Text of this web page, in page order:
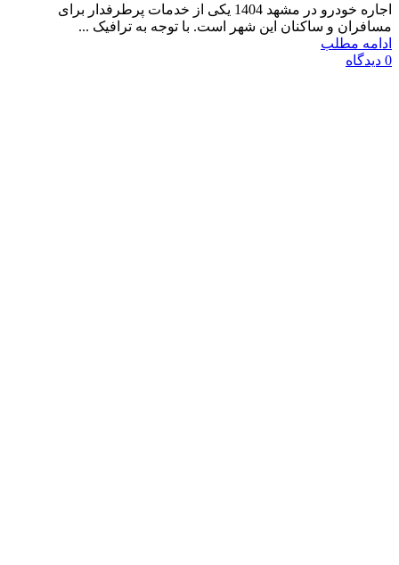
اجاره خودرو در مشهد 1404 یکی از خدمات پرطرفدار برای
مسافران و ساکنان این شهر است. با توجه به ترافیک ...
ادامه مطلب
0 دیدگاه